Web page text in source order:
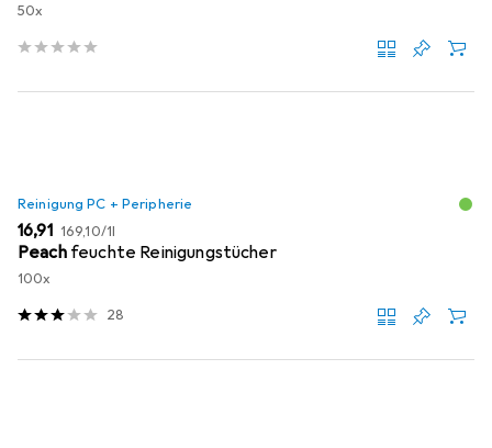
50x
Reinigung PC + Peripherie
EUR
16,91 EUR
169,10/1l
Peach feuchte Reinigungstücher
100x
28